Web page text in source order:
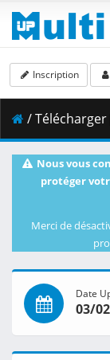
Inscription
/ Télécharger [kino] Kino no Tabi -
Nous vous
protéger
Merci de
Date
03/